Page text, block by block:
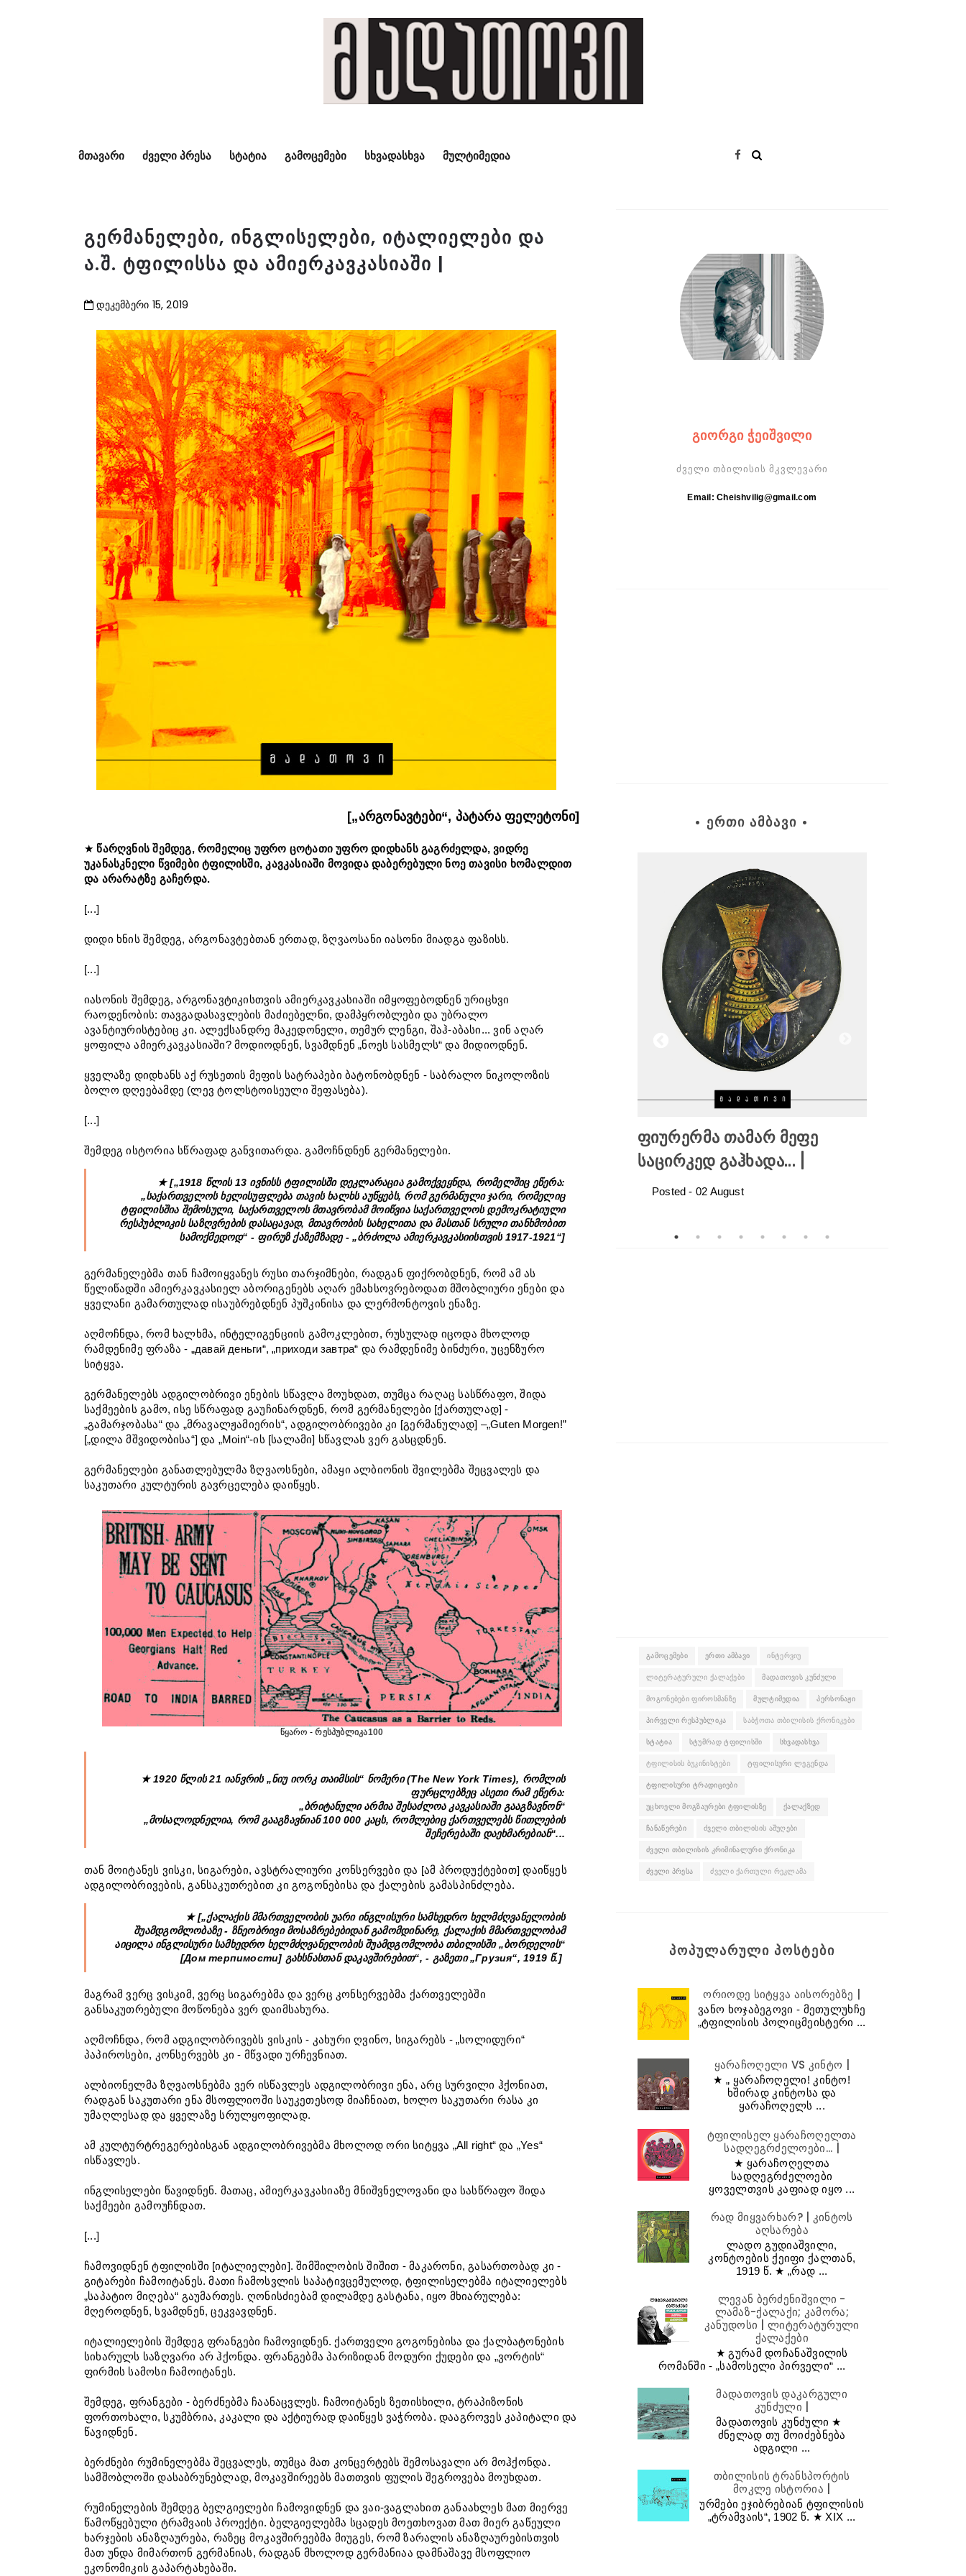
ᲛᲗᲐᲕᲐᲠᲘ ᲫᲕᲔᲚᲘ ᲞᲠᲔᲡᲐ ᲡᲢᲐᲢᲘᲐ ᲒᲐᲛᲝᲪᲔᲛᲔᲑᲘ ᲡᲮᲕᲐᲓᲐᲡᲮᲕᲐ ᲛᲣᲚᲢᲘᲛᲔᲓᲘᲐ
გერმანელები, ინგლისელები, იტალიელები და
ა.შ. ტფილისსა და ამიერკავკასიაში |
დეკემბერი 15,2019
[„არგონავტები“, პატარა ფელეტონი]
★ წარღვნის შემდეგ, რომელიც უფრო ცოტათი უფრო დიდხანს გაგრძელდა, ვიდრე
უკანასკნელი წვიმები ტფილისში, კავკასიაში მოვიდა დაბერებული ნოე თავისი ხომალდით
და არარატზე გაჩერდა.
[...]
დიდი ხნის შემდეგ, არგონავტებთან ერთად, ზღვაოსანი იასონი მიადგა ფაზისს.
[...]
იასონის შემდეგ, არგონავტიკისთვის ამიერკავკასიაში იმყოფებოდნენ ურიცხვი
რაოდენობის: თავგადასავლების მაძიებელნი, დამპყრობლები და უბრალო
ავანტიურისტებიც კი. ალექსანდრე მაკედონელი, თემურ ლენგი, შაჰ-აბასი... ვინ აღარ
ყოფილა ამიერკავკასიაში? მოდიოდნენ, სვამდნენ „ნოეს სასმელს“ და მიდიოდნენ.
ყველაზე დიდხანს აქ რუსეთის მეფის სატრაპები ბატონობდნენ - საბრალო ნიკოლოზის
ბოლო დღეებამდე (ლევ ტოლსტოისეული შეფასება).
[...]
შემდეგ ისტორია სწრაფად განვითარდა. გამოჩნდნენ გერმანელები.
★ [„1918 წლის 13 ივნისს ტფილისში დეკლარაცია გამოქვეყნდა, რომელშიც ეწერა:
„საქართველოს ხელისუფლება თავის ხალხს აუწყებს, რომ გერმანული ჯარი, რომელიც
ტფილისშია შემოსული, საქართველოს მთავრობამ მოიწვია საქართველოს დემოკრატიული
რესპუბლიკის საზღვრების დასაცავად, მთავრობის სახელითა და მასთან სრული თანხმობით
სამოქმედოდ“ - ფირუზ ქაზემზადე - „ბრძოლა ამიერკავკასიისთვის 1917-1921“]
გერმანელებმა თან ჩამოიყვანეს რუსი თარჯიმნები, რადგან ფიქრობდნენ, რომ ამ ას
წელიწადში ამიერკავკასიელ აბორიგენებს აღარ ემახსოვრებოდათ მშობლიური ენები და
ყველანი გამართულად ისაუბრებდნენ პუშკინისა და ლერმონტოვის ენაზე.
აღმოჩნდა, რომ ხალხმა, ინტელიგენციის გამოკლებით, რუსულად იცოდა მხოლოდ
რამდენიმე ფრაზა - „давай деньги“, „приходи завтра“ და რამდენიმე ბინძური, უცენზურო
სიტყვა.
გერმანელებს ადგილობრივი ენების სწავლა მოუხდათ, თუმცა რაღაც სასწრაფო, შიდა
საქმეების გამო, ისე სწრაფად გაუჩინარდნენ, რომ გერმანელები [ქართულად] -
„გამარჯობასა“ და „მრავალჟამიერის“, ადგილობრივები კი [გერმანულად] –„Guten Morgen!”
[„დილა მშვიდობისა“] და „Moin“-ის [სალამი] სწავლას ვერ გასცდნენ.
გერმანელები განათლებულმა ზღვაოსნები, ამაყი ალბიონის შვილებმა შეცვალეს და
საკუთარი კულტურის გავრცელება დაიწყეს.
წყარო -რესპუბლიკა100
★1920 წლის 21 იანვრის „ნიუ იორკ თაიმსის“ ნომერი (The New York Times), რომლის
ფურცლებზეც ასეთი რამ ეწერა:
„ბრიტანული არმია შესაძლოა კავკასიაში გააგზავნონ“
„მოსალოდნელია, რომ გააგზავნიან 100 000 კაცს, რომლებიც ქართველებს წითლების
შეჩერებაში დაეხმარებიან“...
თან მოიტანეს ვისკი, სიგარები, ავსტრალიური კონსერვები და [ამ პროდუქტებით] დაიწყეს
ადგილობრივების, განსაკუთრებით კი გოგონებისა და ქალების გამასპინძლება.
★ [„ქალაქის მმართველობის უარი ინგლისური სამხედრო ხელმძღვანელობის
შუამდგომლობაზე - ზნეობრივი მოსაზრებებიდან გამომდინარე, ქალაქის მმართველობამ
აიცილა ინგლისური სამხედრო ხელმძღვანელობის შუამდგომლობა თბილისში „ბორდელის“
[Дом терпимости] გახსნასთან დაკავშირებით“, - გაზეთი „Грузия“, 1919 წ.]
მაგრამ ვერც ვისკიმ, ვერც სიგარებმა და ვერც კონსერვებმა ქართველებში
განსაკუთრებული მოწონება ვერ დაიმსახურა.
აღმოჩნდა, რომ ადგილობრივებს ვისკის - კახური ღვინო, სიგარებს - „სოლიდური“
პაპიროსები, კონსერვებს კი - მწვადი ურჩევნიათ.
ალბიონელმა ზღვაოსნებმა ვერ ისწავლეს ადგილობრივი ენა, არც სურვილი ჰქონიათ,
რადგან საკუთარი ენა მსოფლიოში საუკეთესოდ მიაჩნიათ, ხოლო საკუთარი რასა კი
უმაღლესად და ყველაზე სრულყოფილად.
ამ კულტურტრეგერებისგან ადგილობრივებმა მხოლოდ ორი სიტყვა „All right“ და „Yes“
ისწავლეს.
ინგლისელები წავიდნენ. მათაც, ამიერკავკასიაზე მნიშვნელოვანი და სასწრაფო შიდა
საქმეები გამოუჩნდათ.
[...]
ჩამოვიდნენ ტფილისში [იტალიელები]. შიმშილობის შიშით - მაკარონი, გასართობად კი -
გიტარები ჩამოიტანეს. მათი ჩამოსვლის საპატივცემულოდ, ტფილისელებმა იტალიელებს
„საპატიო მიღება“ გაუმართეს. ღონისძიებამ დილამდე გასტანა, იყო მხიარულება:
მღეროდნენ, სვამდნენ, ცეკვავდნენ.
იტალიელების შემდეგ ფრანგები ჩამოვიდნენ. ქართველი გოგონებისა და ქალბატონების
სიხარულს საზღვარი არ ჰქონდა. ფრანგებმა პარიზიდან მოდური ქუდები და „ვორტის“
ფირმის სამოსი ჩამოიტანეს.
შემდეგ, ფრანგები - ბერძნებმა ჩაანაცვლეს. ჩამოიტანეს ზეთისხილი, ტრაპიზონის
ფორთოხალი, სკუმბრია, კაკალი და აქტიურად დაიწყეს ვაჭრობა. დააგროვეს კაპიტალი და
წავიდნენ.
ბერძნები რუმინელებმა შეცვალეს, თუმცა მათ კონცერტებს შემოსავალი არ მოჰქონდა.
სამშობლოში დასაბრუნებლად, მოკავშირეებს მათთვის ფულის შეგროვება მოუხდათ.
რუმინელების შემდეგ ბელგიელები ჩამოვიდნენ და ვაი-ვაგლახით განაახლეს მათ მიერვე
წამოწყებული ტრამვაის პროექტი. ბელგიელებმა სცადეს მოეთხოვათ მათ მიერ გაწეული
ხარჯების ანაზღაურება, რაზეც მოკავშირეებმა მიუგეს, რომ ზარალის ანაზღაურებისთვის
მათ უნდა მიმართონ გერმანიას, რადგან მხოლოდ გერმანიაა დამნაშავე მსოფლიო
ეკონომიკის გაპარტახებაში.
ᲒᲘᲝᲠᲒᲘ ᲭᲔᲘᲨᲕᲘᲚᲘ
ძველი თბილისის მკვლევარი
Email: Cheishvilig@gmail.com
• ᲔᲠᲗᲘ ᲐᲛᲑᲐᲕᲘ •
ტფილისში... |
Posted -27August
ფიურერმა თამარ მეფე
საცირკედ გაჰხადა... |
Posted - 02 August
ᲒᲐᲛᲝᲪᲔᲛᲔᲑᲘ ᲔᲠᲗᲘ ᲐᲛᲑᲐᲕᲘ ᲘᲜᲢᲔᲠᲕᲘᲣ
ᲚᲘᲢᲔᲠᲐᲢᲣᲠᲣᲚᲘ ᲥᲐᲚᲐᲥᲔᲑᲘ ᲛᲐᲓᲐᲗᲝᲕᲘᲡ ᲙᲣᲜᲫᲣᲚᲘ
ᲛᲝᲒᲝᲜᲔᲑᲔᲑᲘ ᲤᲘᲠᲝᲡᲛᲐᲜᲖᲔ ᲛᲣᲚᲢᲘᲛᲔᲓᲘᲐ ᲞᲔᲠᲡᲝᲜᲐᲟᲘ
ᲞᲘᲠᲕᲔᲚᲘ ᲠᲔᲡᲞᲣᲑᲚᲘᲙᲐ ᲡᲐᲑᲭᲝᲗᲐ ᲗᲑᲘᲚᲘᲡᲘᲡ ᲥᲠᲝᲜᲘᲙᲔᲑᲘ
ᲡᲢᲐᲢᲘᲐ ᲡᲢᲣᲛᲠᲐᲓ ᲢᲤᲘᲚᲘᲡᲨᲘ ᲡᲮᲕᲐᲓᲐᲡᲮᲕᲐ
ᲢᲤᲘᲚᲘᲡᲘᲡ ᲑᲣᲙᲘᲜᲘᲡᲢᲔᲑᲘ ᲢᲤᲘᲚᲘᲡᲣᲠᲘ ᲚᲔᲒᲔᲜᲓᲐ
ᲢᲤᲘᲚᲘᲡᲣᲠᲘ ᲢᲠᲐᲓᲘᲪᲘᲔᲑᲘ
ᲣᲪᲮᲝᲔᲚᲘ ᲛᲝᲒᲖᲐᲣᲠᲔᲑᲘ ᲢᲤᲘᲚᲘᲡᲖᲔ ᲥᲐᲚᲐᲥᲖᲔᲓ
ᲩᲐᲜᲐᲬᲔᲠᲔᲑᲘ ᲫᲕᲔᲚᲘ ᲗᲑᲘᲚᲘᲡᲘᲡ ᲐᲨᲣᲦᲔᲑᲘ
ᲫᲕᲔᲚᲘ ᲗᲑᲘᲚᲘᲡᲘᲡ ᲙᲠᲘᲛᲘᲜᲐᲚᲣᲠᲘ ᲥᲠᲝᲜᲘᲙᲐ
ᲫᲕᲔᲚᲘ ᲞᲠᲔᲡᲐ ᲫᲕᲔᲚᲘ ᲥᲐᲠᲗᲣᲚᲘ ᲠᲔᲙᲚᲐᲛᲐ
ᲞᲝᲞᲣᲚᲐᲠᲣᲚᲘ ᲞᲝᲡᲢᲔᲑᲘ
ორიოდე სიტყვა აისორებზე |
ვანო ხოჯაბეგოვი - მეთულუხჩე
„ტფილისის პოლიცმეისტერი ...
ყარაჩოღელი VS კინტო |
★ „ ყარაჩოღელი! კინტო!
ხშირად კინტოსა და
ყარაჩოღელს ...
ტფილისელ ყარაჩოღელთა
სადღეგრძელოები... |
★ ყარაჩოღელთა
სადღეგრძელოები
ყოველთვის კაფიად იყო ...
რად მიყვარხარ? | კინტოს
აღსარება
ლადო გუდიაშვილი,
კონტოების ქეიფი ქალთან,
1919 წ. ★ „რად ...
ლევან ბერძენიშვილი -
ლამაზ-ქალაქი; კამორა;
კანუდოსი | ლიტერატურული
ქალაქები
★ გურამ დოჩანაშვილის
რომანში - „სამოსელი პირველი“ ...
მადათოვის დაკარგული
კუნძული |
მადათოვის კუნძული ★
ძნელად თუ მოიძებნება
ადგილი ...
თბილისის ტრანსპორტის
მოკლე ისტორია |
ურმები ეჯიბრებიან ტფილისის
„ტრამვაის“, 1902 წ. ★ XIX ...